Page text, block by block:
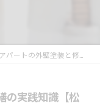
塗装と修繕の実践知識【松戸市 外壁塗装 リフォーム 工事】
の実践知識【松